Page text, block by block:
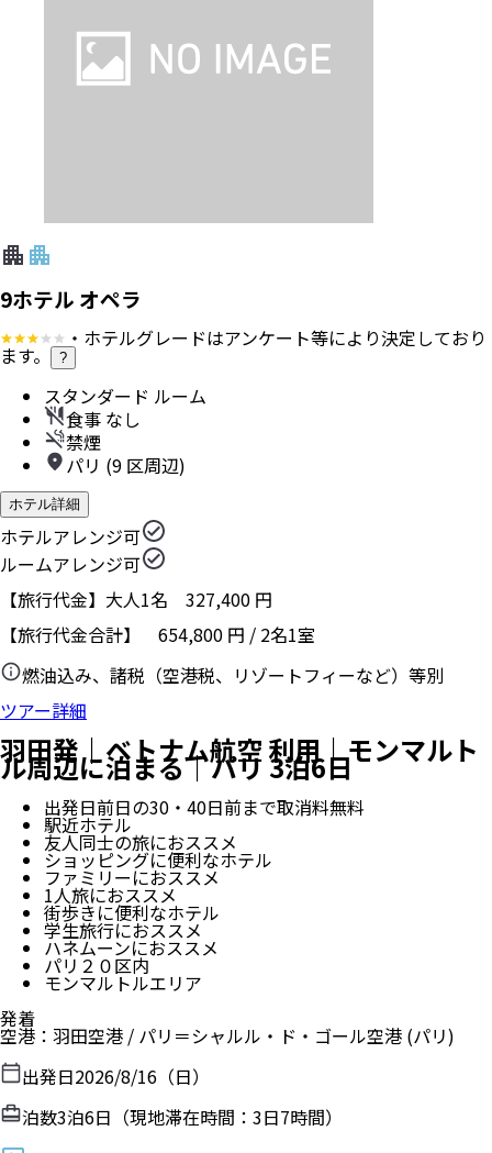
9ホテル オペラ
・ホテルグレードはアンケート等により決定しており
ます。 ?
スタンダード ルーム
食事 なし
禁煙
パリ (9 区周辺)
ホテル詳細
ホテルアレンジ可
ルームアレンジ可
【旅行代金】大人1名 327,400 円
【旅行代金合計】 654,800 円 / 2名1室
燃油込み、諸税（空港税、リゾートフィーなど）等別
ツアー詳細
羽田発｜ベトナム航空 利用｜モンマルト
ル周辺に泊まる｜パリ 3泊6日
出発日前日の30・40日前まで取消料無料
駅近ホテル
友人同士の旅におススメ
ショッピングに便利なホテル
ファミリーにおススメ
1人旅におススメ
街歩きに便利なホテル
学生旅行におススメ
ハネムーンにおススメ
パリ２０区内
モンマルトルエリア
発着
空港 ： 羽田空港 / パリ＝シャルル・ド・ゴール空港 (パリ)
出発日2026/8/16（日）
泊数3泊6日（現地滞在時間： 3日7時間）